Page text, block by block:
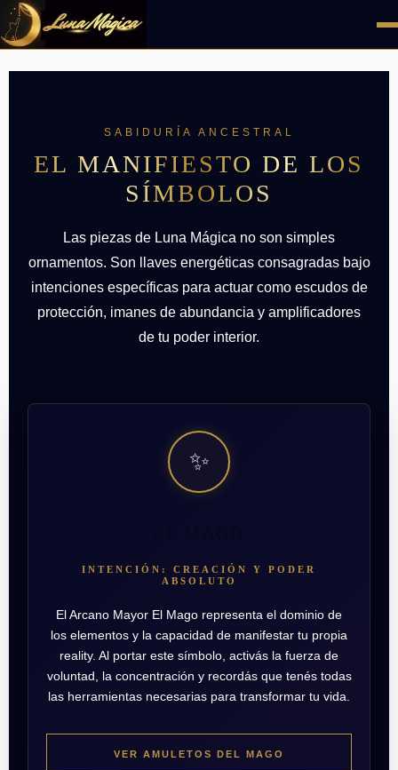
SABIDURÍA ANCESTRAL
EL MANIFIESTO DE LOS
SÍMBOLOS
Las piezas de Luna Mágica no son simples
ornamentos. Son llaves energéticas consagradas bajo
intenciones específicas para actuar como escudos de
protección, imanes de abundancia y amplificadores
de tu poder interior.
✨
INTENCIÓN: CREACIÓN Y PODER
ABSOLUTO
El Arcano Mayor El Mago representa el dominio de
los elementos y la capacidad de manifestar tu propia
reality. Al portar este símbolo, activás la fuerza de
voluntad, la concentración y recordás que tenés todas
las herramientas necesarias para transformar tu vida.
VER AMULETOS DEL MAGO